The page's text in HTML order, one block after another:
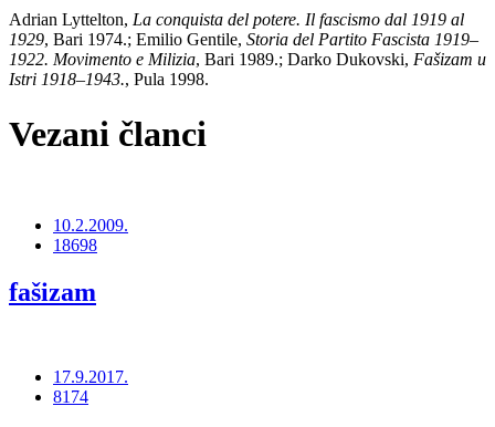
Adrian Lyttelton, La conquista del potere. Il fascismo dal 1919 al
1929, Bari 1974.; Emilio Gentile, Storia del Partito Fascista 1919–
1922. Movimento e Milizia, Bari 1989.; Darko Dukovski, Fašizam u
Istri 1918–1943., Pula 1998.
Vezani članci
10.2.2009.
18698
fašizam
17.9.2017.
8174